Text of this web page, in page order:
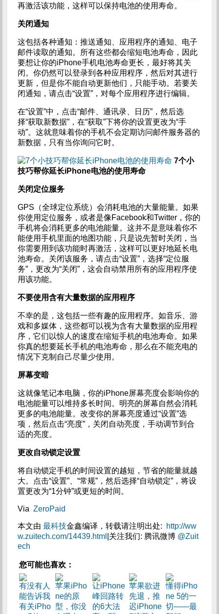
再激活该功能，这样可以保持电池的使用寿命。
关闭通知
这包括各种通知：推送通知、应用程序的通知、电子
邮件读取的通知。所有这些都会缩短电池寿命，因此
要想让你的iPhone手机电池寿命更长，最好将其关
闭。你仍然可以登录到各种应用程序，然后对其进行
更新，但是你不能自动更新他们，只能手动。若要关
闭通知，请点击“设置”，对每个应用程序进行编辑。
在“设置”中，点击“邮件、通讯录、日历”，然后选
择“获取新数据”，在“获取”下将你的设置更改为“手
动”。这就意味着你的手机不会定期访问邮件服务器的
新数据，只有当你询问它时。
7个小
技巧帮你延长iPhone电池的使用寿命
关闭定位服务
GPS（全球定位系统）会消耗电池的大量能量。如果
你使用定位服务，或者是像Facebook和Twitter，你的
手机将会消耗更多的电池能量。这并不是意味着你不
能使用手机里面的地图功能，只是说先暂时关闭，当
你需要用到该功能时再激活，这样可以更好地延长电
池寿命。关闭该服务，请点击“设置”，选择“定位服
务”，更改为“关闭”，这会自动禁用所有的应用程序使
用该功能。
不要使用含有大量数据的应用程序
不幸的是，这包括一些有趣的应用程序。如音乐、游
戏和多媒体，这些都可以视为含有大量数据的应用程
序，它们以惊人的速度在缩短手机的电池寿命。如果
你真的想要延长手机的电池寿命，那么在不能充电的
情况下克制自己尽量少使用。
屏幕变暗
这就像笔记本电脑，你的iPhone屏幕亮度会影响你的
电池能量可以维持多长时间。明亮的屏幕自然会消耗
更多的电池能量。改变你的屏幕亮度通过“设置”选
项，然后点击“亮度”，关闭自动亮度，手动调节到合
适的亮度。
更改自动锁定设置
将自动锁定手机的时间设置的越短，节省的能量就越
大。点击“设置”、“常规”，然后选择“自动锁定”，将设
置更改为“1分钟”或更短的时间。
Via ZeroPaid
本文由 最科技金鑫编译，转载请注明出处:
http://ww
w.zuitech.com/14439.html |关注我们: 腾讯微博 @Zuit
ech
您可能也喜欢：
有没有人
能告诉我
有关iPho
苹果iPho
ne的原
型，你没
让iPhone
峰回路转
的6大法
苹果欲进
先退，推
迟iPhone
懂得iPho
ne 5的一
切——最